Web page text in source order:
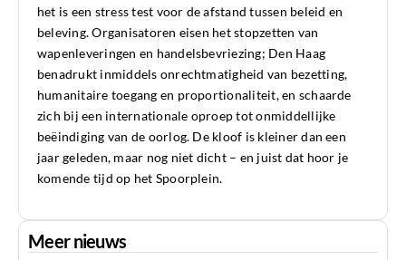
het is een stress test voor de afstand tussen beleid en
beleving. Organisatoren eisen het stopzetten van
wapenleveringen en handelsbevriezing; Den Haag
benadrukt inmiddels onrechtmatigheid van bezetting,
humanitaire toegang en proportionaliteit, en schaarde
zich bij een internationale oproep tot onmiddellijke
beëindiging van de oorlog. De kloof is kleiner dan een
jaar geleden, maar nog niet dicht – en juist dat hoor je
komende tijd op het Spoorplein.
Meer nieuws